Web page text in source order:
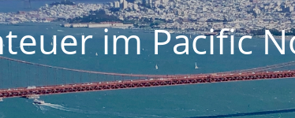
im Pacific